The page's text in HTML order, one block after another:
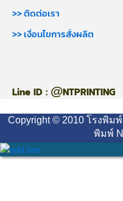
>> ติดต่อเรา
>> เงื่อนไขการสั่งผลิต
Line ID : @NTPRINTING
Copyright © 2010 โรงพิม
พิมพ์